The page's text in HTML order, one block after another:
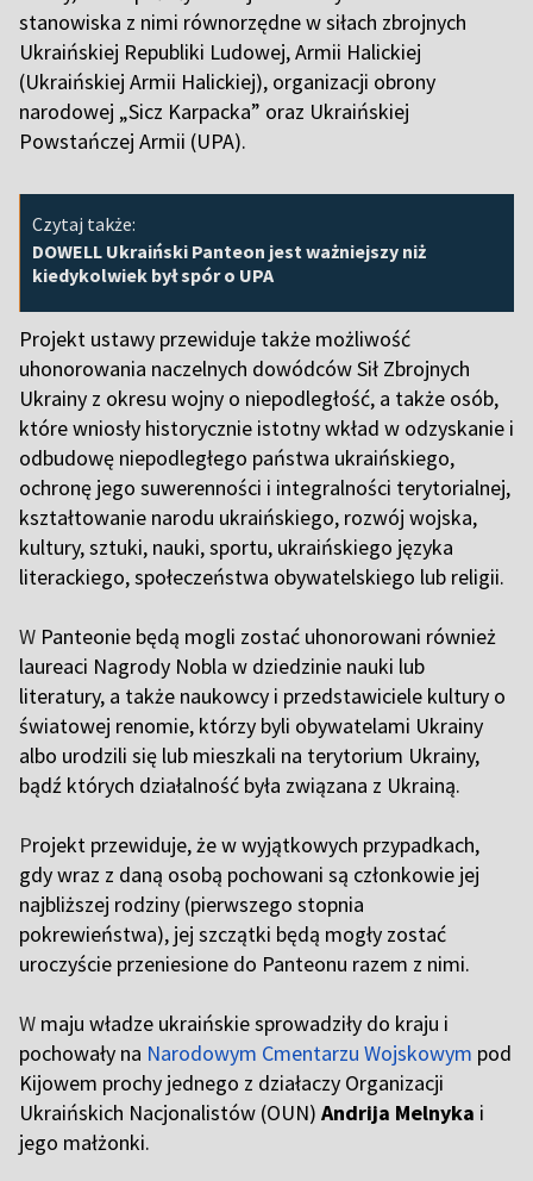
stanowiska z nimi równorzędne w siłach zbrojnych
Ukraińskiej Republiki Ludowej, Armii Halickiej
(Ukraińskiej Armii Halickiej), organizacji obrony
narodowej „Sicz Karpacka” oraz Ukraińskiej
Powstańczej Armii (UPA).
Czytaj także:
DOWELL Ukraiński Panteon jest ważniejszy niż
kiedykolwiek był spór o UPA
Projekt ustawy przewiduje także możliwość
uhonorowania naczelnych dowódców Sił Zbrojnych
Ukrainy z okresu wojny o niepodległość, a także osób,
które wniosły historycznie istotny wkład w odzyskanie i
odbudowę niepodległego państwa ukraińskiego,
ochronę jego suwerenności i integralności terytorialnej,
kształtowanie narodu ukraińskiego, rozwój wojska,
kultury, sztuki, nauki, sportu, ukraińskiego języka
literackiego, społeczeństwa obywatelskiego lub religii.
W Panteonie będą mogli zostać uhonorowani również
laureaci Nagrody Nobla w dziedzinie nauki lub
literatury, a także naukowcy i przedstawiciele kultury o
światowej renomie, którzy byli obywatelami Ukrainy
albo urodzili się lub mieszkali na terytorium Ukrainy,
bądź których działalność była związana z Ukrainą.
Projekt przewiduje, że w wyjątkowych przypadkach,
gdy wraz z daną osobą pochowani są członkowie jej
najbliższej rodziny (pierwszego stopnia
pokrewieństwa), jej szczątki będą mogły zostać
uroczyście przeniesione do Panteonu razem z nimi.
W maju władze ukraińskie sprowadziły do kraju i
pochowały na Narodowym Cmentarzu Wojskowym pod
Kijowem prochy jednego z działaczy Organizacji
Ukraińskich Nacjonalistów (OUN) Andrija Melnyka i
jego małżonki.